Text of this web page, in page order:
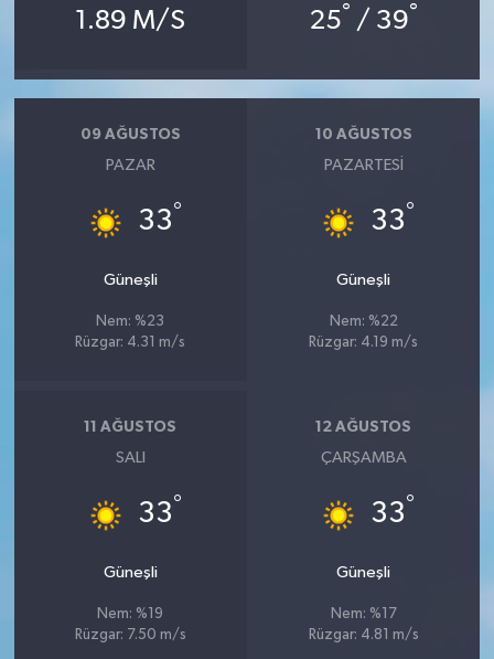
1.89 M/S 25° / 39°
09 AĞUSTOS
PAZAR
33°
Güneşli
Nem: %23
Rüzgar: 4.31 m/s
10 AĞUSTOS
PAZARTESI
33°
Güneşli
Nem: %22
Rüzgar: 4.19 m/s
11 AĞUSTOS
SALI
33°
Güneşli
Nem: %19
Rüzgar: 7.50 m/s
12 AĞUSTOS
ÇARŞAMBA
33°
Güneşli
Nem: %17
Rüzgar: 4.81 m/s